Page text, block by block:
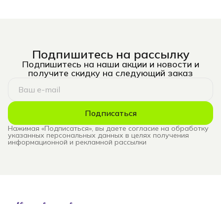
Подпишитесь на рассылку
Подпишитесь на наши акции и новости и
получите скидку на следующий заказ
Подписаться
Нажимая «Подписаться», вы даете согласие на обработку
указанных персональных данных в целях получения
информационной и рекламной рассылки